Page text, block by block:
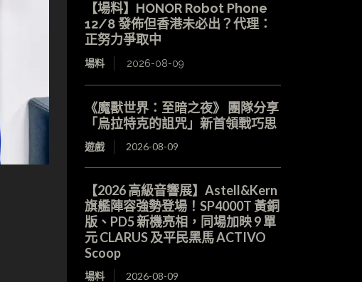
【場料】HONOR Robot Phone
12/8 發佈但香港未必出？代理：
正努力爭取中
場料 2026-08-09
《魔獸世界：至暗之夜》 團隊分享
「烏拉特克的詛咒」新首領戰巧思
遊戲 2026-08-09
【2026 高級音響展】Astell&Kern
旗艦陣容強勢登場！SP4000T 黃銅
版、PD5 新機亮相，同場加映 9 單
元 CLARUS 及平民黑馬 ACTIVO
Scoop
場料 2026-08-09